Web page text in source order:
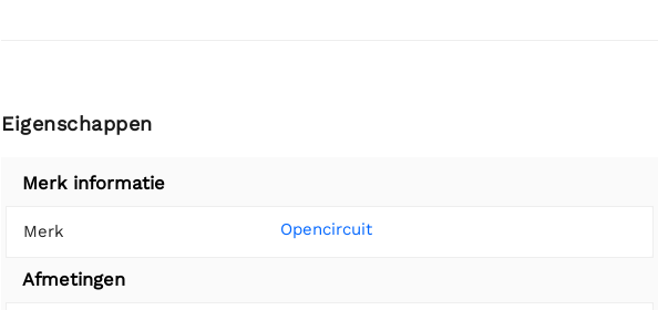
Eigenschappen
Merk informatie
Merk Opencircuit
Afmetingen